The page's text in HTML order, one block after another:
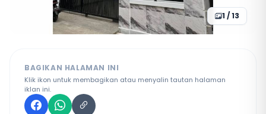
1 / 13
BAGIKAN HALAMAN INI
Klik ikon untuk membagikan atau menyalin tautan halaman
iklan ini.